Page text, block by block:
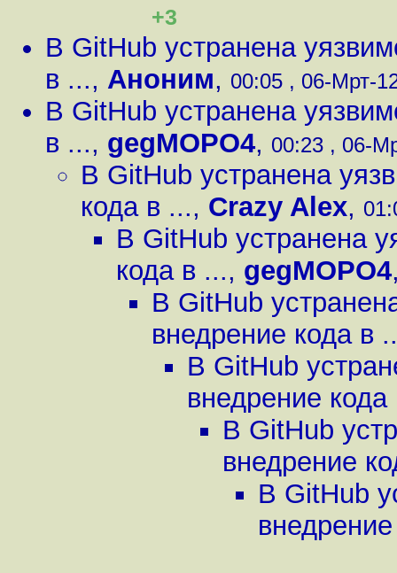
+3
В GitHub устранена
в ..., Аноним, 00:05 , 06-Мрт-
В GitHub устранена
в ..., gegMOPO4, 00:23 , 06-
В GitHub устранена
кода в ..., Crazy Alex,
В GitHub устранена
кода в ..., gegMOPO4
В GitHub
внедрение кода в
В GitHub
внедрение кода
В GitHub
внедрение
В GitHub